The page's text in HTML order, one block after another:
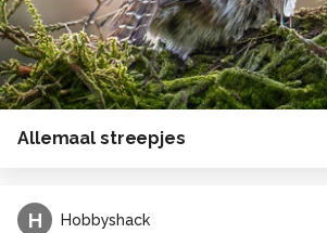
Allemaal streepjes
H Hobbyshack